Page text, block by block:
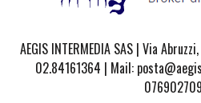
AEGIS INTERMEDIA SAS | Via
02.84161364 | Mail: